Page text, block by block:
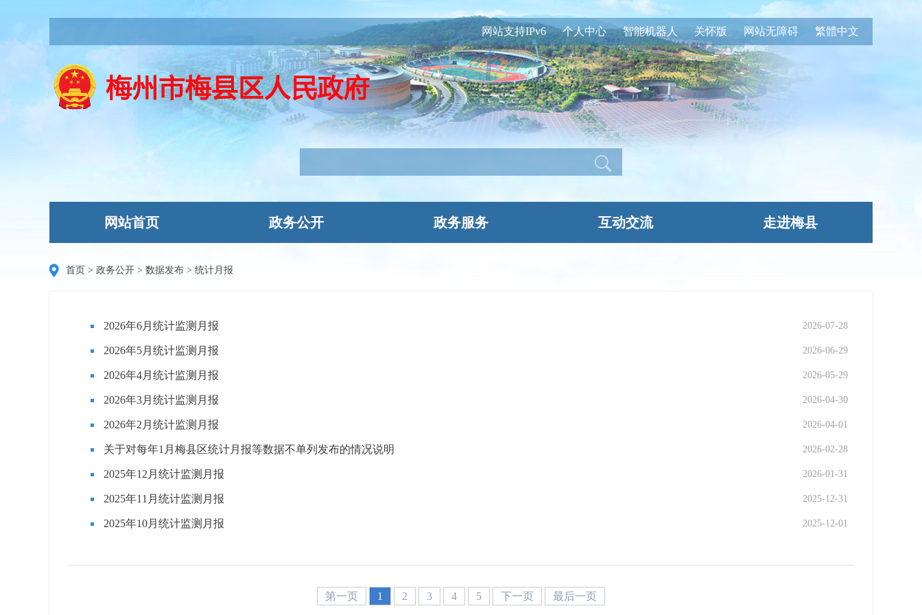
繁體中文
网站无障碍
关怀版
智能机器人
个人中心
网站支持IPv6
网站首页 政务公开 政务服务 互动交流 走进梅县
首页 > 政务公开 > 数据发布 > 统计月报
2026年6月统计监测月报 2026-07-28
2026年5月统计监测月报 2026-06-29
2026年4月统计监测月报 2026-05-29
2026年3月统计监测月报 2026-04-30
2026年2月统计监测月报 2026-04-01
关于对每年1月梅县区统计月报等数据不单列发布的情况说明 2026-02-28
2025年12月统计监测月报 2026-01-31
2025年11月统计监测月报 2025-12-31
2025年10月统计监测月报 2025-12-01
第一页 1 2 3 4 5 下一页 最后一页